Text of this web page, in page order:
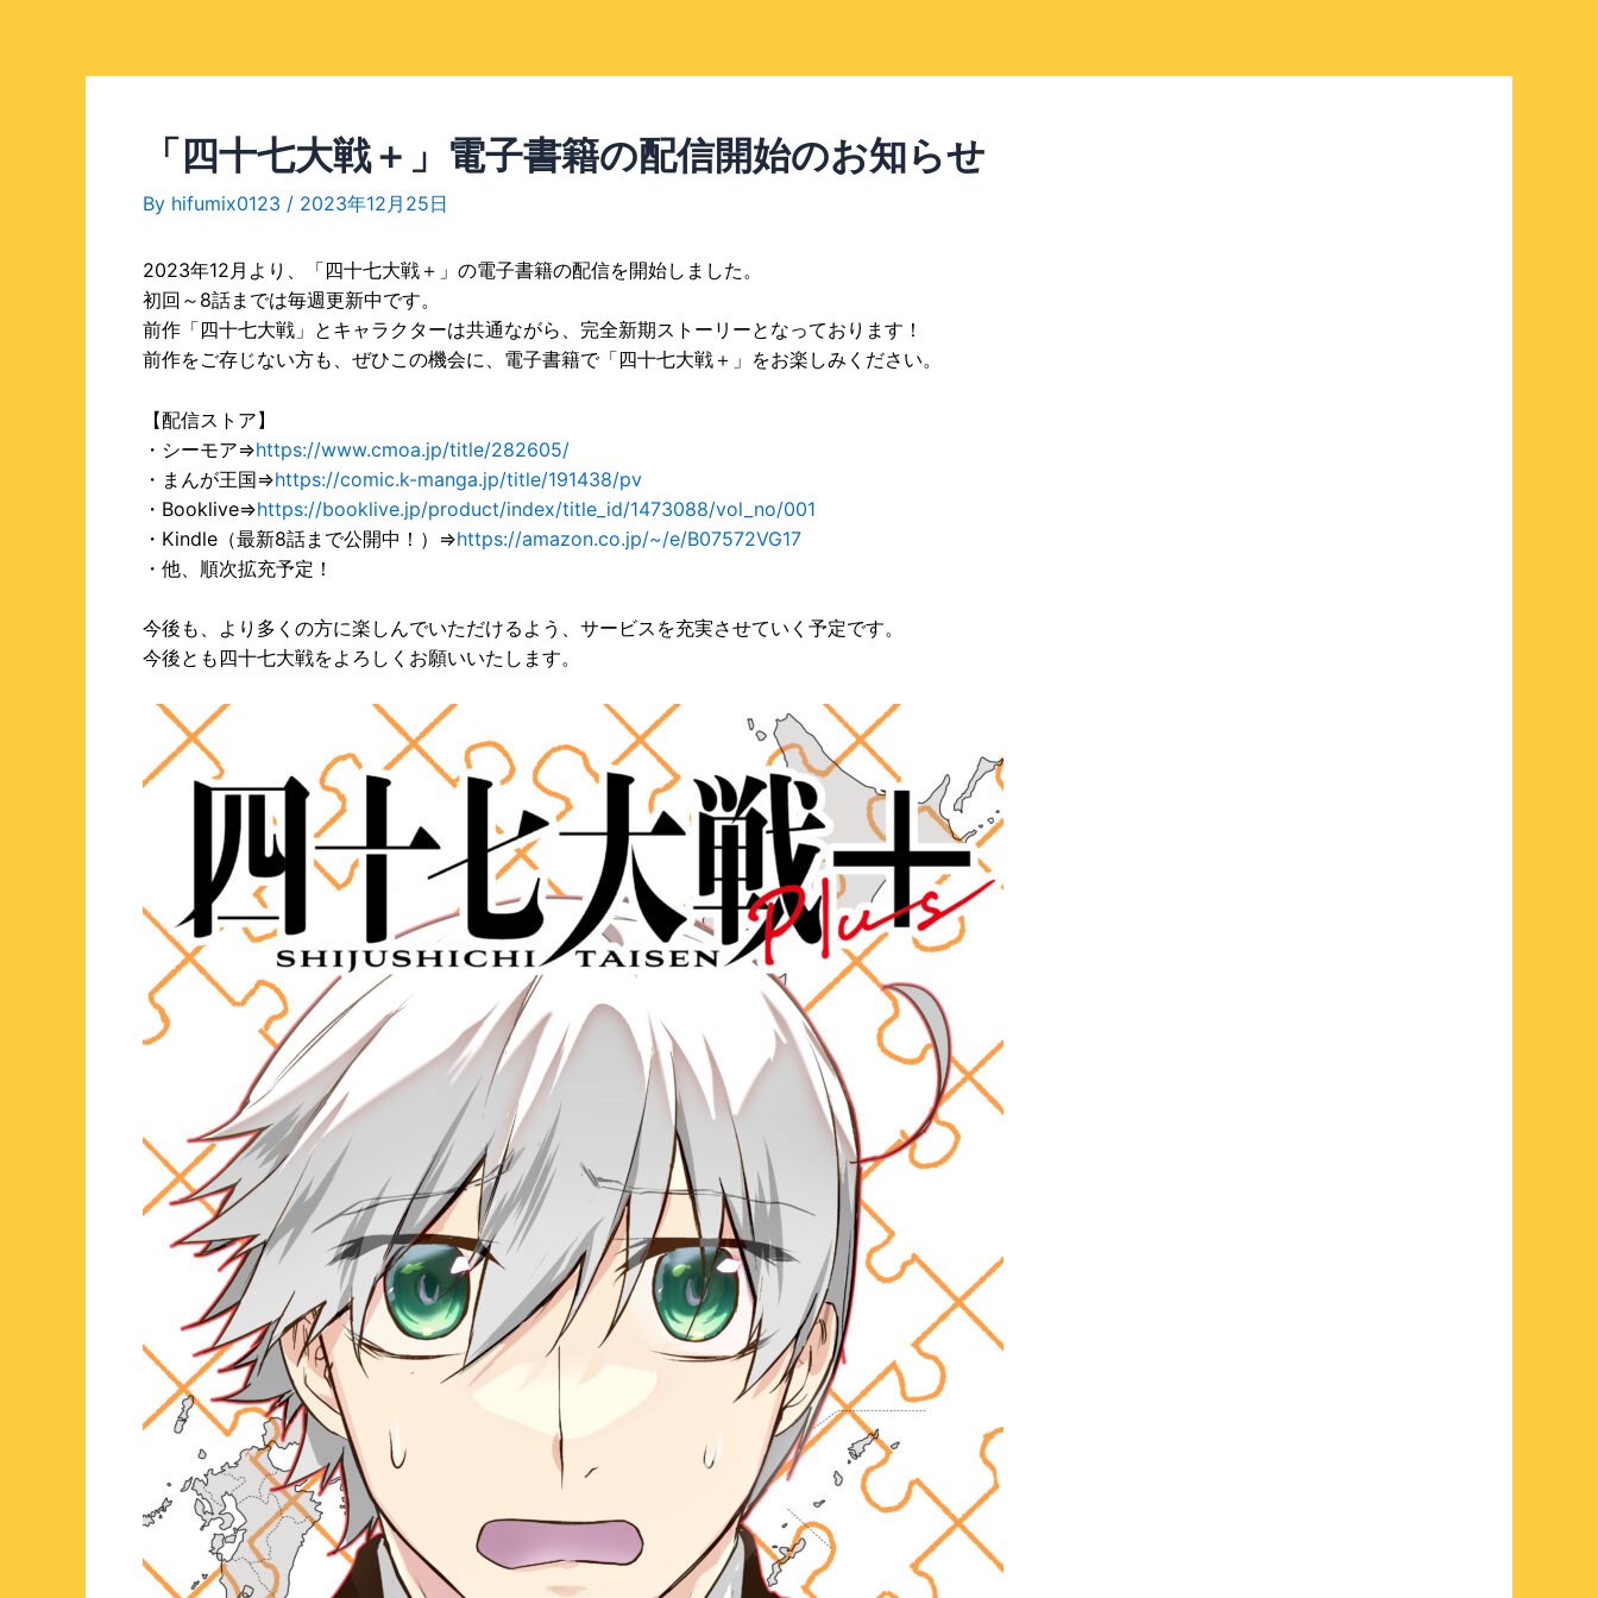
「四十七大戦＋」電子書籍の配信開始のお知らせ
By hifumix0123 / 2023年12月25日
2023年12月より、「四十七大戦＋」の電子書籍の配信を開始しました。
初回～8話までは毎週更新中です。
前作「四十七大戦」とキャラクターは共通ながら、完全新期ストーリーとなっております！
前作をご存じない方も、ぜひこの機会に、電子書籍で「四十七大戦＋」をお楽しみください。
【配信ストア】
・シーモア⇒https://www.cmoa.jp/title/282605/
・まんが王国⇒https://comic.k-manga.jp/title/191438/pv
・Booklive⇒https://booklive.jp/product/index/title_id/1473088/vol_no/001
・Kindle（最新8話まで公開中！）⇒https://amazon.co.jp/~/e/B07572VG17
・他、順次拡充予定！
今後も、より多くの方に楽しんでいただけるよう、サービスを充実させていく予定です。
今後とも四十七大戦をよろしくお願いいたします。